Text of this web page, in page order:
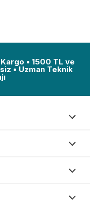
• 1500 TL ve
• Uzman Teknik